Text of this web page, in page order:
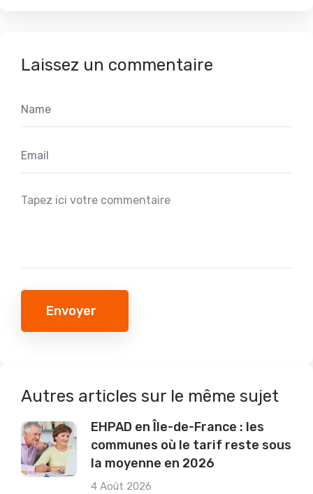
Laissez un commentaire
Envoyer
Autres articles sur le même sujet
EHPAD en Île-de-France : les
communes où le tarif reste sous
la moyenne en 2026
4 Août 2026